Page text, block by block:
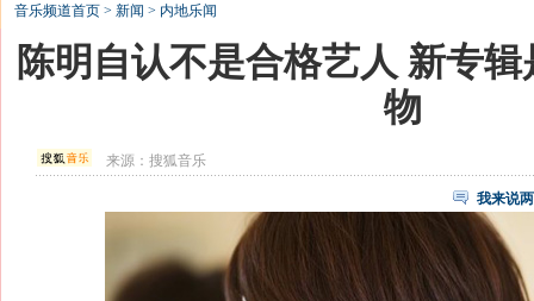
音乐频道首页 > 新闻 > 内地乐闻
陈明自认不是合格艺人 新专
物
来源：搜狐音乐
我来说